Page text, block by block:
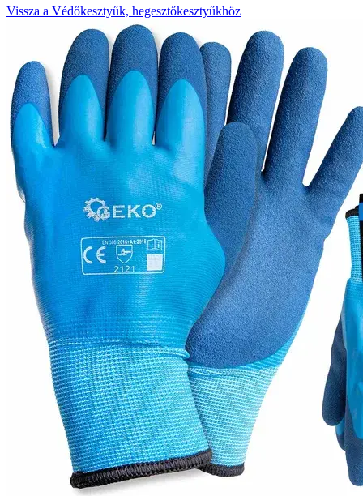
Vissza a Védőkesztyűk, hegesztőkesztyűkhöz